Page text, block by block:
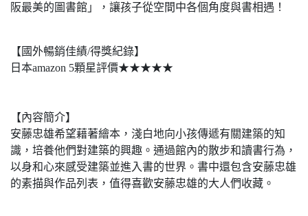
阪最美的圖書館」，讓孩子從空間中各個角度與書相遇！
【國外暢銷佳績/得獎紀錄】
日本amazon 5顆星評價★★★★★
【內容簡介】
安藤忠雄希望藉著繪本，淺白地向小孩傳遞有關建築的知
識，培養他們對建築的興趣。通過館內的散步和讀書行為，
以身和心來感受建築並進入書的世界。書中還包含安藤忠雄
的素描與作品列表，值得喜歡安藤忠雄的大人們收藏。